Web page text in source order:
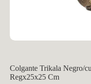
Colgante Trikala Negro/
Regx25x25 Cm